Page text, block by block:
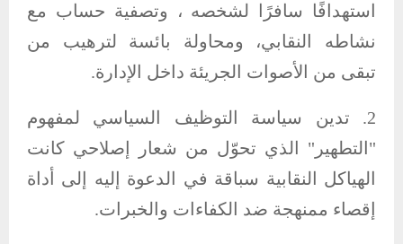
استهدافًا سافرًا لشخصه ، وتصفية حساب مع
نشاطه النقابي، ومحاولة بائسة لترهيب من
تبقى من الأصوات الجريئة داخل الإدارة.
2. تدين سياسة التوظيف السياسي لمفهوم
"التطهير" الذي تحوّل من شعار إصلاحي كانت
الهياكل النقابية سباقة في الدعوة إليه إلى أداة
إقصاء ممنهجة ضد الكفاءات والخبرات.